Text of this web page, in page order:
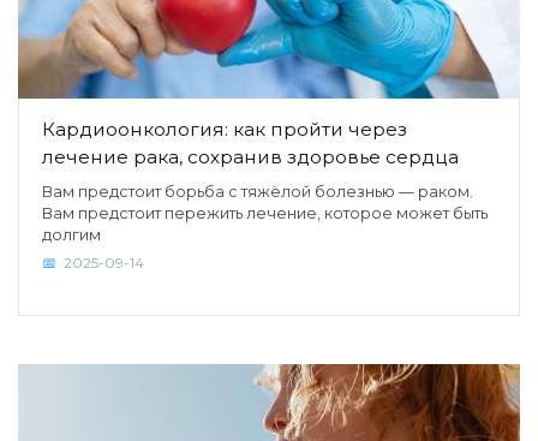
Кардиоонкология: как пройти через
лечение рака, сохранив здоровье сердца
Вам предстоит борьба с тяжёлой болезнью — раком.
Вам предстоит пережить лечение, которое может быть
долгим
2025-09-14